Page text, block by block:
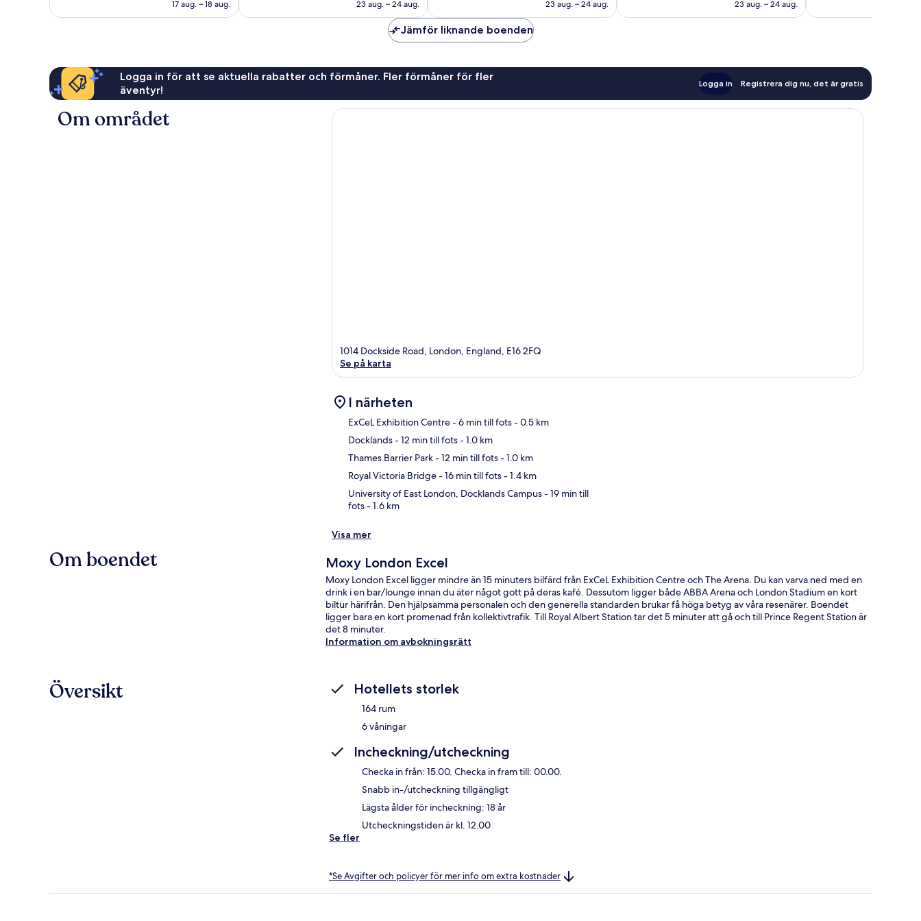
17 aug. – 18 aug.
23 aug. – 24 aug.
23 aug. – 24 aug.
23 aug. – 24 aug.
Jämför liknande boenden
Logga in för att se aktuella rabatter och förmåner. Fler förmåner för fler
äventyr!
Logga in Registrera dig nu, det är gratis
Om området
1014 Dockside Road, London, England, E16 2FQ
Se på karta
I närheten
ExCeL Exhibition Centre- 6 min till fots- 0.5 km
Docklands- 12 min till fots- 1.0 km
Thames Barrier Park- 12 min till fots- 1.0 km
Royal Victoria Bridge- 16 min till fots- 1.4 km
University of East London, Docklands Campus- 19 min till
fots- 1.6 km
Visa mer
Om boendet Moxy London Excel
Moxy London Excel ligger mindre än 15 minuters bilfärd från ExCeL Exhibition Centre och The Arena. Du kan varva ned med en
drink i en bar/lounge innan du äter något gott på deras kafé. Dessutom ligger både ABBA Arena och London Stadium en kort
biltur härifrån. Den hjälpsamma personalen och den generella standarden brukar få höga betyg av våra resenärer. Boendet
ligger bara en kort promenad från kollektivtrafik. Till Royal Albert Station tar det 5 minuter att gå och till Prince Regent Station är
det 8 minuter.
Information om avbokningsrätt
Översikt Hotellets storlek
164 rum
6 våningar
Incheckning/utcheckning
Checka in från: 15.00. Checka in fram till: 00.00.
Snabb in-/utcheckning tillgängligt
Lägsta ålder för incheckning: 18 år
Utcheckningstiden är kl. 12.00
Se fler
*Se Avgifter och policyer för mer info om extra kostnader